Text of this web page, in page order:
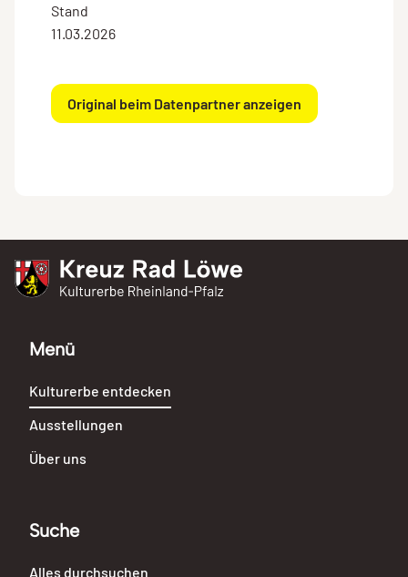
Stand
11.03.2026
Original beim Datenpartner anzeigen
Menü
Kulturerbe entdecken
Ausstellungen
Über uns
Suche
Alles durchsuchen